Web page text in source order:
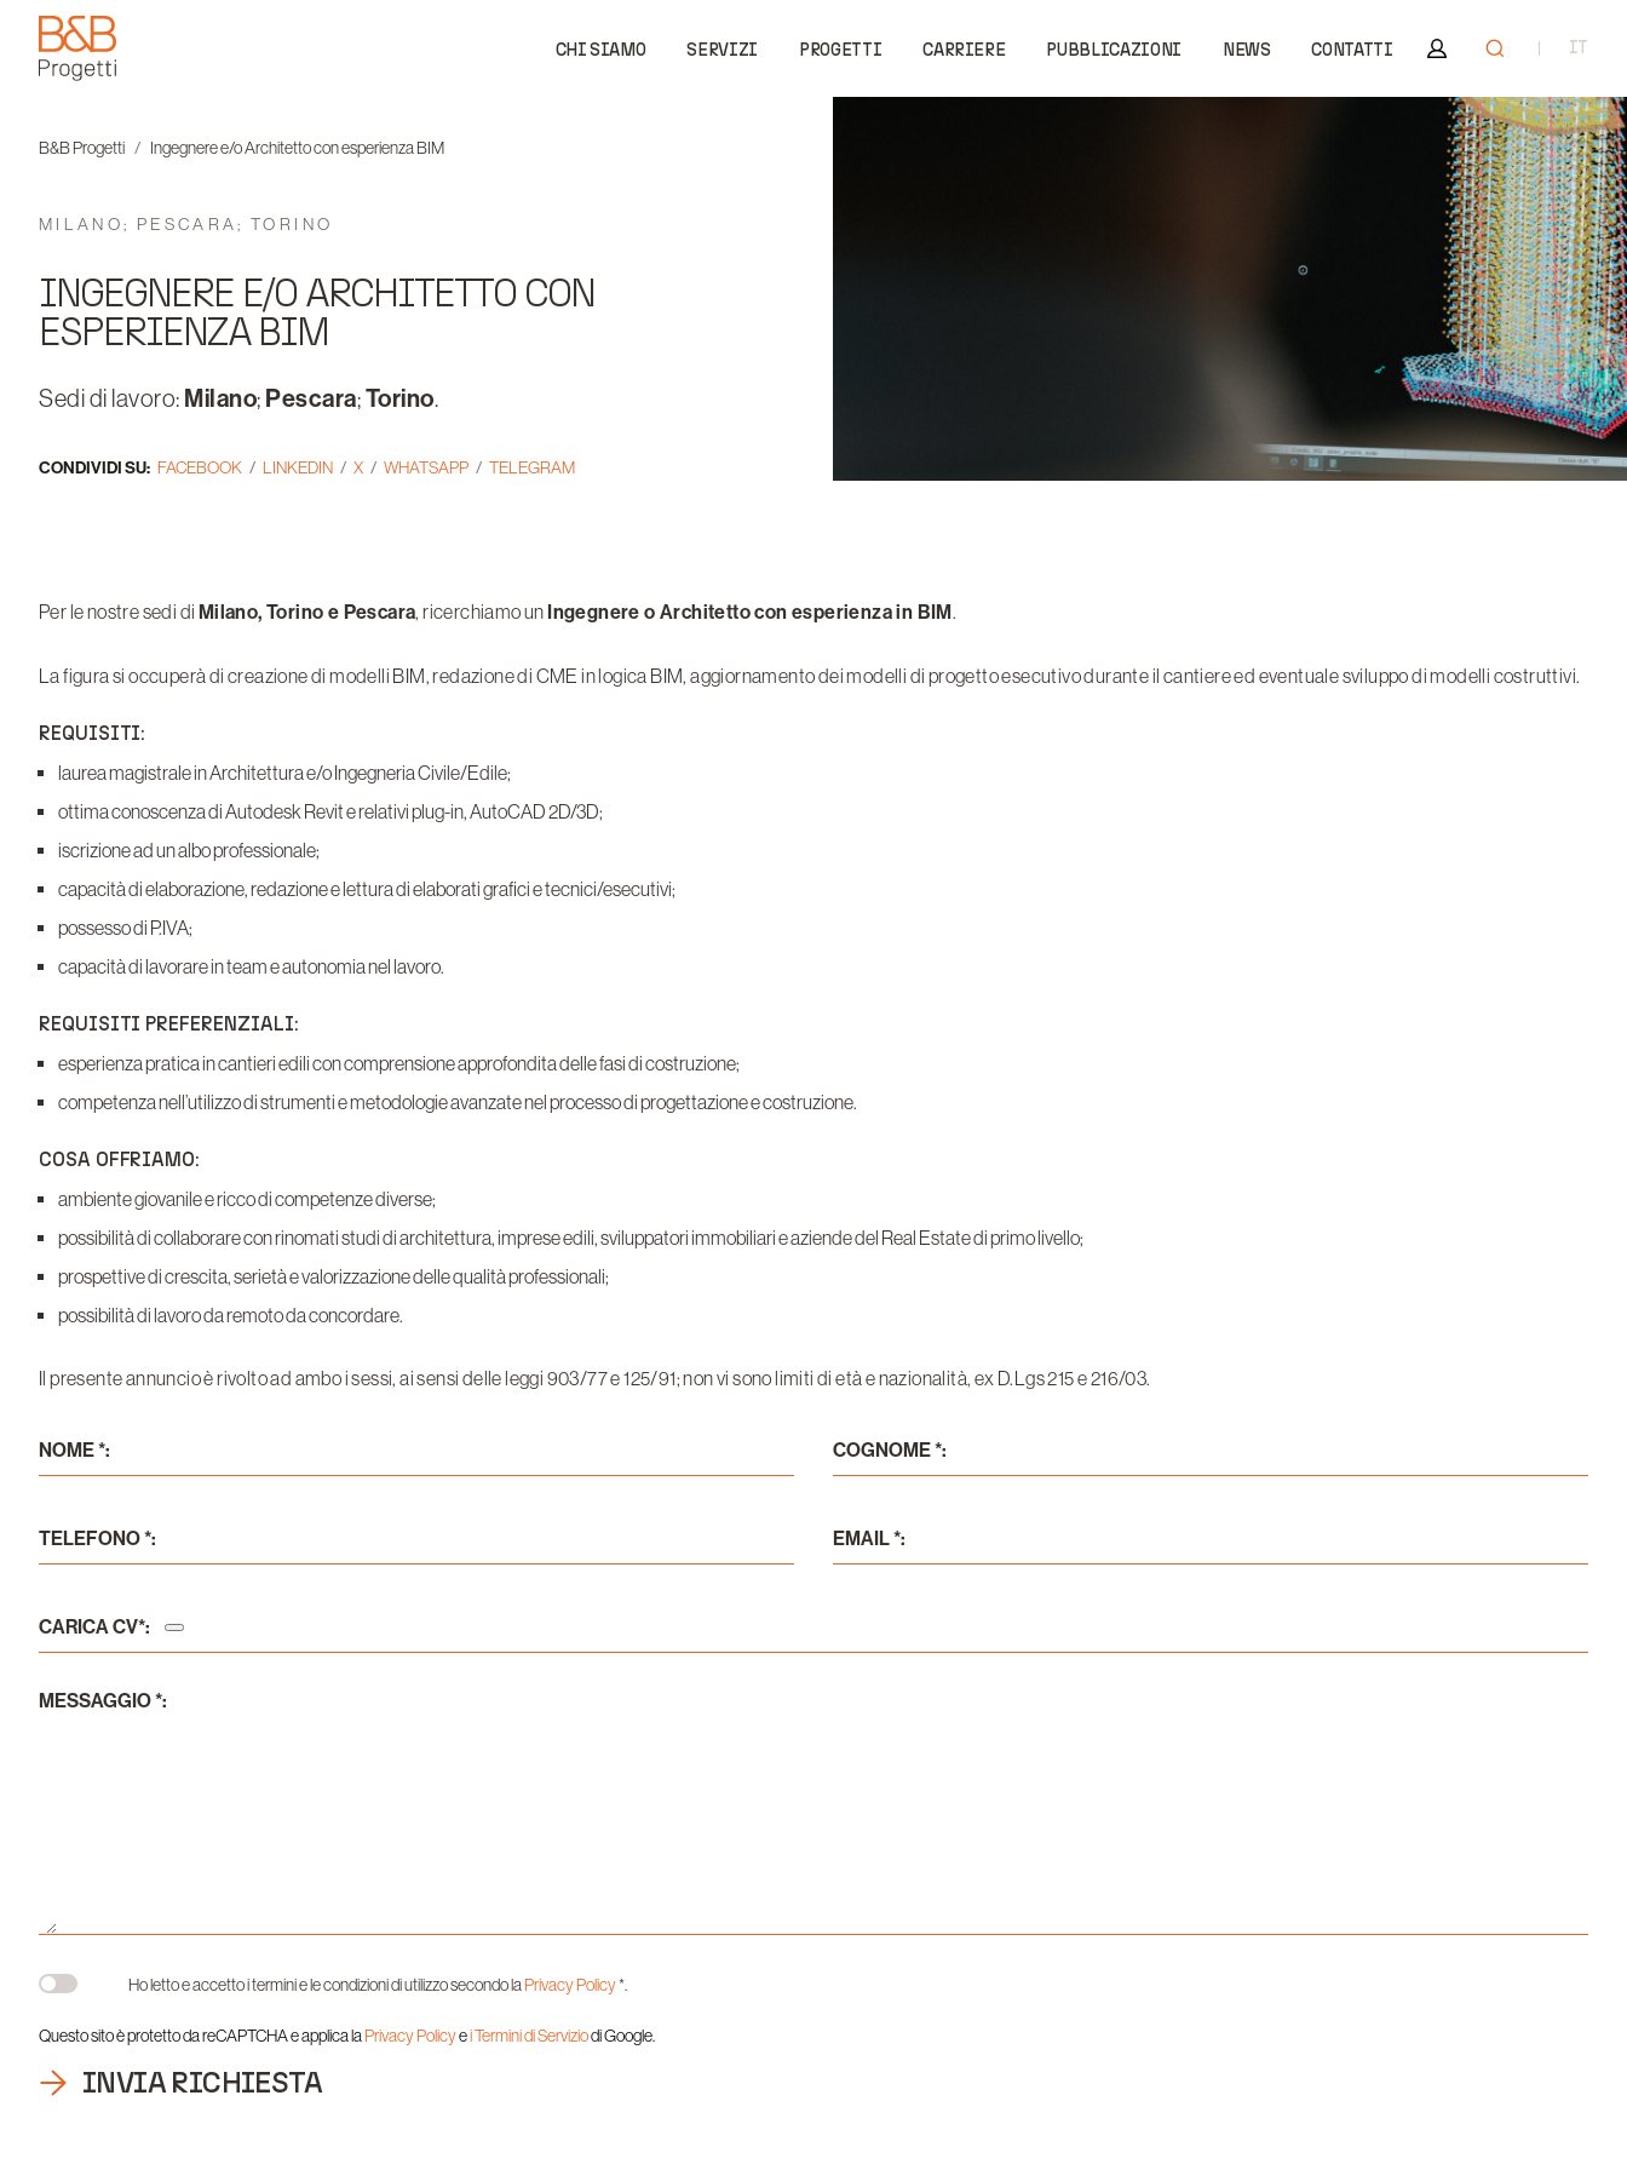
B&B Progetti
CHI SIAMO SERVIZI PROGETTI CARRIERE PUBBLICAZIONI NEWS CONTATTI Area riservata IT
Apri ricerca
B&B Progetti Ingegnere e/o Architetto con esperienza BIM
MILANO; PESCARA; TORINO
INGEGNERE E/O ARCHITETTO CON
ESPERIENZA BIM
Sedi di lavoro: Milano; Pescara;Torino.
CONDIVIDI SU: FACEBOOK LINKEDIN X WHATSAPP TELEGRAM
Per le nostre sedi di Milano, Torino e Pescara, ricerchiamo un Ingegnere o Architetto con esperienza in BIM.
La figura si occuperà di creazione di modelli BIM, redazione di CME in logica BIM, aggiornamento dei modelli di progetto esecutivo durante il cantiere ed eventuale sviluppo di modelli costruttivi.
REQUISITI:
laurea magistrale in Architettura e/o Ingegneria Civile/Edile;
ottima conoscenza di Autodesk Revit e relativi plug-in, AutoCAD 2D/3D;
iscrizione ad un albo professionale;
capacità di elaborazione, redazione e lettura di elaborati grafici e tecnici/esecutivi;
possesso di P.IVA;
capacità di lavorare in team e autonomia nel lavoro.
REQUISITI PREFERENZIALI:
esperienza pratica in cantieri edili con comprensione approfondita delle fasi di costruzione;
competenza nell’utilizzo di strumenti e metodologie avanzate nel processo di progettazione e costruzione.
COSA OFFRIAMO:
ambiente giovanile e ricco di competenze diverse;
possibilità di collaborare con rinomati studi di architettura, imprese edili, sviluppatori immobiliari e aziende del Real Estate di primo livello;
prospettive di crescita, serietà e valorizzazione delle qualità professionali;
possibilità di lavoro da remoto da concordare.
Il presente annuncio è rivolto ad ambo i sessi, ai sensi delle leggi 903/77 e 125/91; non vi sono limiti di età e nazionalità, ex D.Lgs 215 e 216/03.
NOME *: COGNOME *:
TELEFONO *: EMAIL *:
CARICA CV*:
MESSAGGIO *:
Ho letto e accetto i termini e le condizioni di utilizzo secondo la Privacy Policy*.
Questo sito è protetto da reCAPTCHA e applica la Privacy Policyei Termini di Serviziodi Google.
INVIA RICHIESTA